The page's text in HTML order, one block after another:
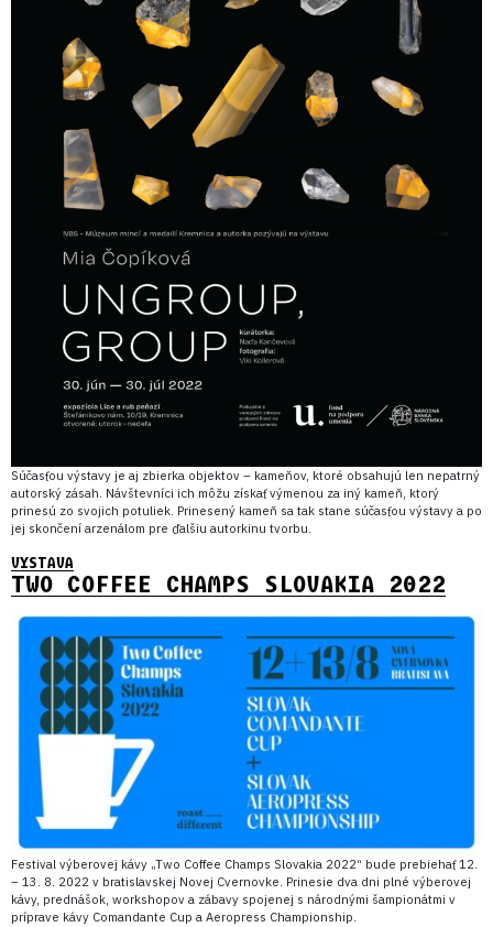
Súčasťou výstavy je aj zbierka objektov – kameňov, ktoré obsahujú len nepatrný
autorský zásah. Návštevníci ich môžu získať výmenou za iný kameň, ktorý
prinesú zo svojich potuliek. Prinesený kameň sa tak stane súčasťou výstavy a po
jej skončení arzenálom pre ďalšiu autorkinu tvorbu.
VYSTAVA
TWO COFFEE CHAMPS SLOVAKIA 2022
Festival výberovej kávy „Two Coffee Champs Slovakia 2022“ bude prebiehať 12.
– 13. 8. 2022 v bratislavskej Novej Cvernovke. Prinesie dva dni plné výberovej
kávy, prednášok, workshopov a zábavy spojenej s národnými šampionátmi v
príprave kávy Comandante Cup a Aeropress Championship.